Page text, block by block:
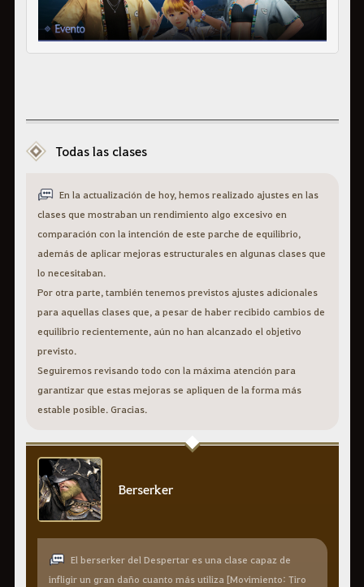
Todas las clases
En la actualización de hoy, hemos realizado ajustes en las
clases que mostraban un rendimiento algo excesivo en
comparación con la intención de este parche de equilibrio,
además de aplicar mejoras estructurales en algunas clases que
lo necesitaban.
Por otra parte, también tenemos previstos ajustes adicionales
para aquellas clases que, a pesar de haber recibido cambios de
equilibrio recientemente, aún no han alcanzado el objetivo
previsto.
Seguiremos revisando todo con la máxima atención para
garantizar que estas mejoras se apliquen de la forma más
estable posible. Gracias.
Berserker
El berserker del Despertar es una clase capaz de
infligir un gran daño cuanto más utiliza [Movimiento: Tiro